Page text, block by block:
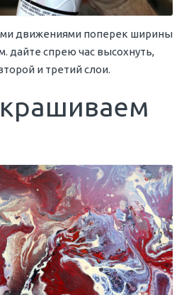
движениями поперек ширины
дайте спрею час высохнуть,
и третий слои.